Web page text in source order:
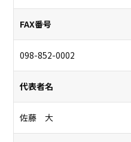
FAX番号
098-852-0002
代表者名
佐藤 大